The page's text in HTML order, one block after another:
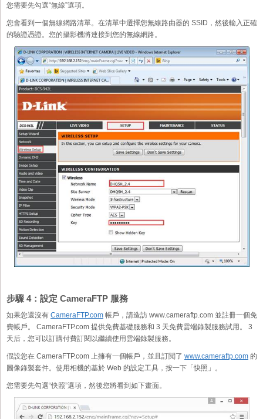
您需要先勾選“無線”選項。
您會看到一個無線網路清單。在清單中選擇您無線路由器的 SSID，然後輸入正確
的驗證憑證。您的攝影機將連接到您的無線網路。
步驟 4：設定 CameraFTP 服務
如果您還沒有 CameraFTP.com 帳戶，請造訪 www.cameraftp.com 並註冊一個免
費帳戶。 CameraFTP.com 提供免費基礎服務和 3 天免費雲端錄製服務試用。 3
天后，您可以訂購付費訂閱以繼續使用雲端錄製服務。
假設您在 CameraFTP.com 上擁有一個帳戶，並且訂閱了 www.cameraftp.com 的
圖像錄製套件。使用相機的基於 Web 的設定工具，按一下「快照」。
您需要先勾選“快照”選項，然後您將看到如下畫面。